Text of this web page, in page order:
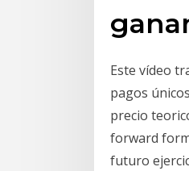
Este vídeo
pagos
precio
forward
futuro